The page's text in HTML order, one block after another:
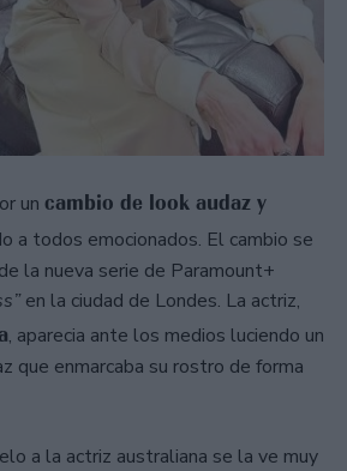
un cambio de look audaz y
a todos emocionados. El cambio se
la nueva serie de Paramount+
en la ciudad de Londes. La actriz,
, aparecia ante los medios luciendo un
que enmarcaba su rostro de forma
a la actriz australiana se la ve muy